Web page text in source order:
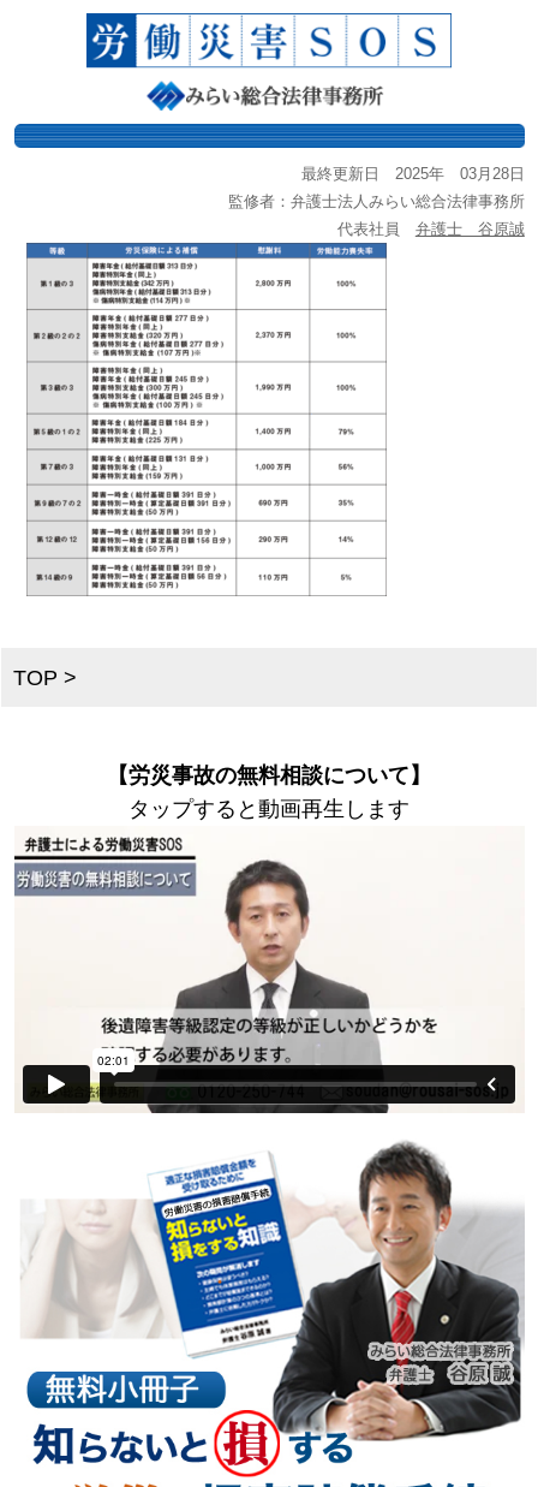
最終更新日 2025年 03月28日
監修者：弁護士法人みらい総合法律事務所
代表社員 弁護士 谷原誠
TOP >
【労災事故の無料相談について】
タップすると動画再生します